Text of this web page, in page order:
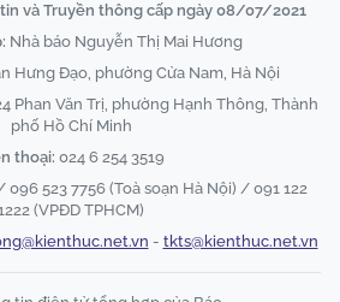
và Truyền thông cấp ngày 08/07/2021
Nhà báo Nguyễn Thị Mai Hương
Hưng Đạo, phường Cửa Nam, Hà Nội
Phan Văn Trị, phường Hạnh Thông, Thành
phố Hồ Chí Minh
thoại: 024 6 254 3519
096 523 7756 (Toà soạn Hà Nội) / 091 122
(VPĐD TPHCM)
- tkts@kienthuc.net.vn